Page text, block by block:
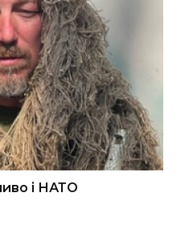
і НАТО